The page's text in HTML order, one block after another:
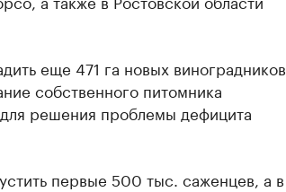
еще 471 га новых виноградников.
собственного питомника
решения проблемы дефицита
первые 500 тыс. саженцев, а в